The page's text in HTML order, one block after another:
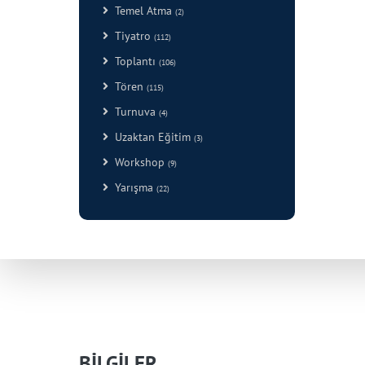
Temel Atma (2)
Tiyatro (112)
Toplantı (106)
Tören (115)
Turnuva (4)
Uzaktan Eğitim (3)
Workshop (9)
Yarışma (22)